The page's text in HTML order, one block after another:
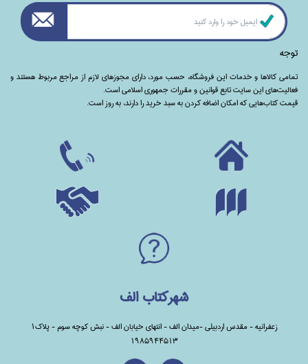
توجه
تمامی‌ کالاها و خدمات این فروشگاه، حسب مورد،‌ دارای مجوزهای لازم از مراجع مربوط هستند ‌و‌‌
فعالیت‌های این سایت تابع قوانین و مقررات جمهوری اسلامی است.
قیمت کتاب‌هایی که امکان اضافه کردن به سبد خرید را دارند،‌ به روز است.
شهرکتاب الف
زعفرانیه - مقدس اردبیلی -میدان الف - انتهای خیابان الف - نبش کوچه سوم - پلاک1
1985944513